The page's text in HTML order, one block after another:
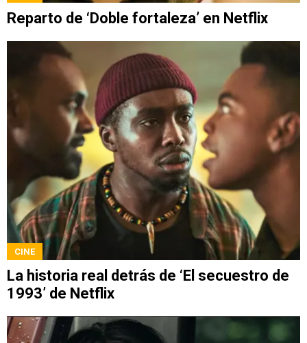
Reparto de ‘Doble fortaleza’ en Netflix
CINE
La historia real detrás de ‘El secuestro de
1993’ de Netflix